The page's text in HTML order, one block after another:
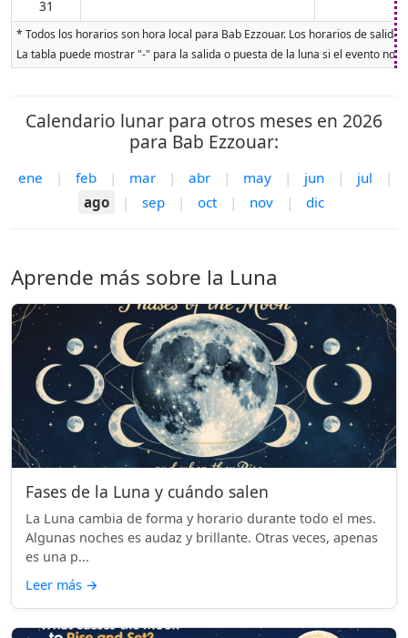
31
* Todos los horarios son hora local para Bab Ezzouar. Los horarios de
La tabla puede mostrar "-" para la salida o puesta de la luna si el evento no
Calendario lunar para otros meses en 2026
para Bab Ezzouar:
ene | feb | mar | abr | may | jun | jul
|
ago
| sep | oct | nov | dic
Aprende más sobre la Luna
Fases de la Luna y cuándo salen
La Luna cambia de forma y horario durante todo el mes.
Algunas noches es audaz y brillante. Otras veces, apenas
es una p...
Leer más →